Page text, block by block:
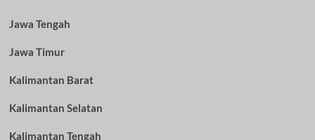
Jawa Tengah
Jawa Timur
Kalimantan Barat
Kalimantan Selatan
Kalimantan Tengah